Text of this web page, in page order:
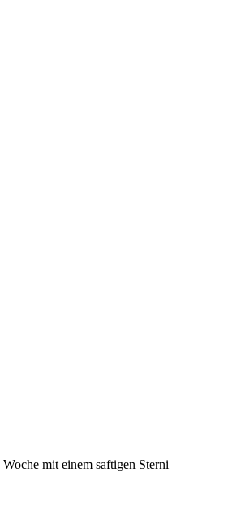
mit einem saftigen Sterni